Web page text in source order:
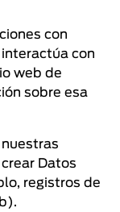
con
con
web de
sobre esa
nuestras
Datos
registros de